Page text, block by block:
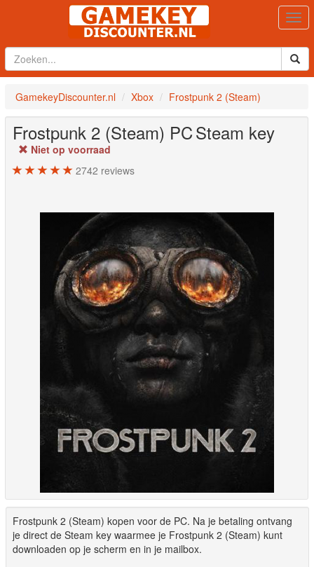
GamekeyDiscounter.nl Xbox Frostpunk 2 (Steam)
Frostpunk 2 (Steam) PCSteam key
Niet op voorraad
2742 reviews
Frostpunk 2 (Steam) kopen voor de PC. Na je betaling ontvang
je direct de Steam key waarmee je Frostpunk 2 (Steam) kunt
downloaden op je scherm en in je mailbox.